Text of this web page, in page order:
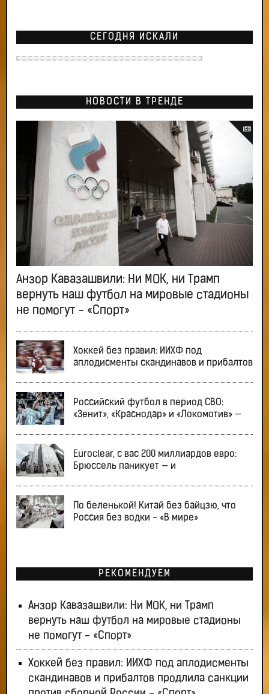
СЕГОДНЯ ИСКАЛИ
НОВОСТИ В ТРЕНДЕ
Анзор Кавазашвили: Ни МОК, ни Трамп
вернуть наш футбол на мировые стадионы
не помогут - «Спорт»
Хоккей без правил: ИИХФ под
аплодисменты скандинавов и прибалтов
Российский футбол в период СВО:
«Зенит», «Краснодар» и «Локомотив» —
Euroclear, с вас 200 миллиардов евро:
Брюссель паникует — и
По беленькой! Китай без байцзю, что
Россия без водки - «В мире»
РЕКОМЕНДУЕМ
Анзор Кавазашвили: Ни МОК, ни Трамп
вернуть наш футбол на мировые стадионы
не помогут - «Спорт»
Хоккей без правил: ИИХФ под аплодисменты
скандинавов и прибалтов продлила санкции